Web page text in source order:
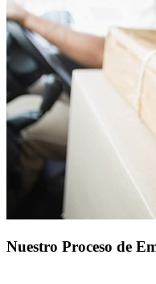
Nuestro Proceso de